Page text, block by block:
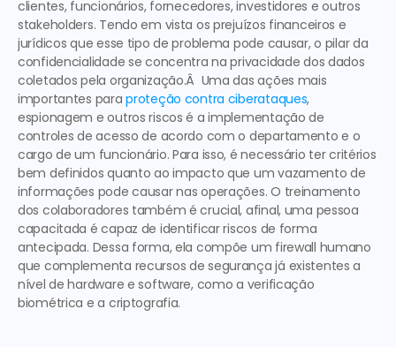
clientes, funcionários, fornecedores, investidores e outros
stakeholders. Tendo em vista os prejuízos financeiros e
jurídicos que esse tipo de problema pode causar, o pilar da
confidencialidade se concentra na privacidade dos dados
coletados pela organização.Â  Uma das ações mais
importantes para proteção contra ciberataques,
espionagem e outros riscos é a implementação de
controles de acesso de acordo com o departamento e o
cargo de um funcionário. Para isso, é necessário ter critérios
bem definidos quanto ao impacto que um vazamento de
informações pode causar nas operações. O treinamento
dos colaboradores também é crucial, afinal, uma pessoa
capacitada é capaz de identificar riscos de forma
antecipada. Dessa forma, ela compõe um firewall humano
que complementa recursos de segurança já existentes a
nível de hardware e software, como a verificação
biométrica e a criptografia.